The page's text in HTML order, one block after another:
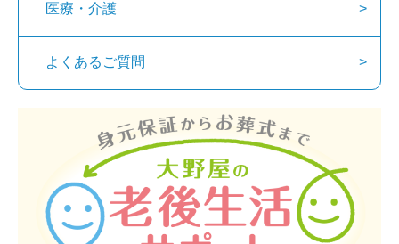
医療・介護
よくあるご質問